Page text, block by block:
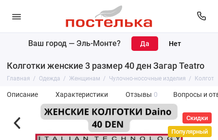
Ваш город — Эль-Монте?
Колготки женские 3 размер 40 ден Загар Teatro
Главная Одежда Женщинам Чулочно-носочные изделия
Описание Характеристики Отзывы 0 Вопросы и
Скидки
Популярный